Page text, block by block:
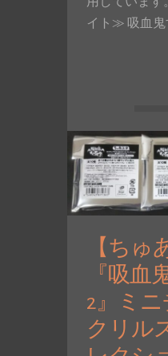
イト≫ 吸血鬼
【ちゅ
『吸血
2』ミ
クリル